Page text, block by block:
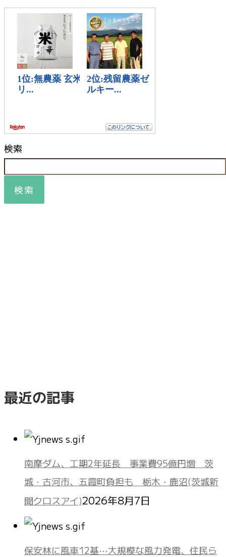
検索
検索
最近の記事
南摩ダム、工期2年延長 事業費95億円増 茨
城・古河市、五霞町負担も 栃木・鹿沼(茨城新
聞クロスアイ)2026年8月7日
保安林に風車12基⋯大規模な風力発電、住民ら